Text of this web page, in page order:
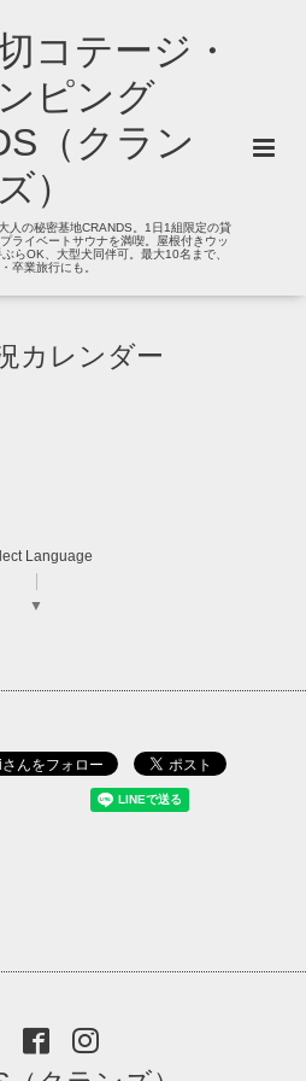
コテージ・
ピング
（クラン
ズ）
人の秘密基地CRANDS。1日1組限定の貸
ライベートサウナを満喫。屋根付きウッ
らOK、大型犬同伴可。最大10名まで、
卒業旅行にも。
カレンダー
Language
▼